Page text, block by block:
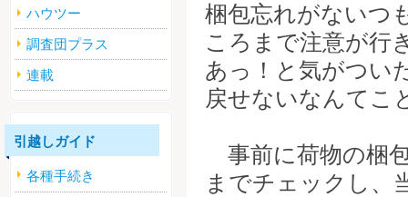
梱包忘れがないつ
ころまで注意が行
あっ！と気がつい
戻せないなんてこ
事前に荷物の梱
までチェックし、
ハウツー
調査団プラス
連載
引越しガイド
各種手続き